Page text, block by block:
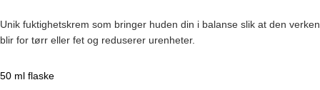
Unik fuktighetskrem som bringer huden din i balanse slik at den verken
blir for tørr eller fet og reduserer urenheter.
50 ml flaske